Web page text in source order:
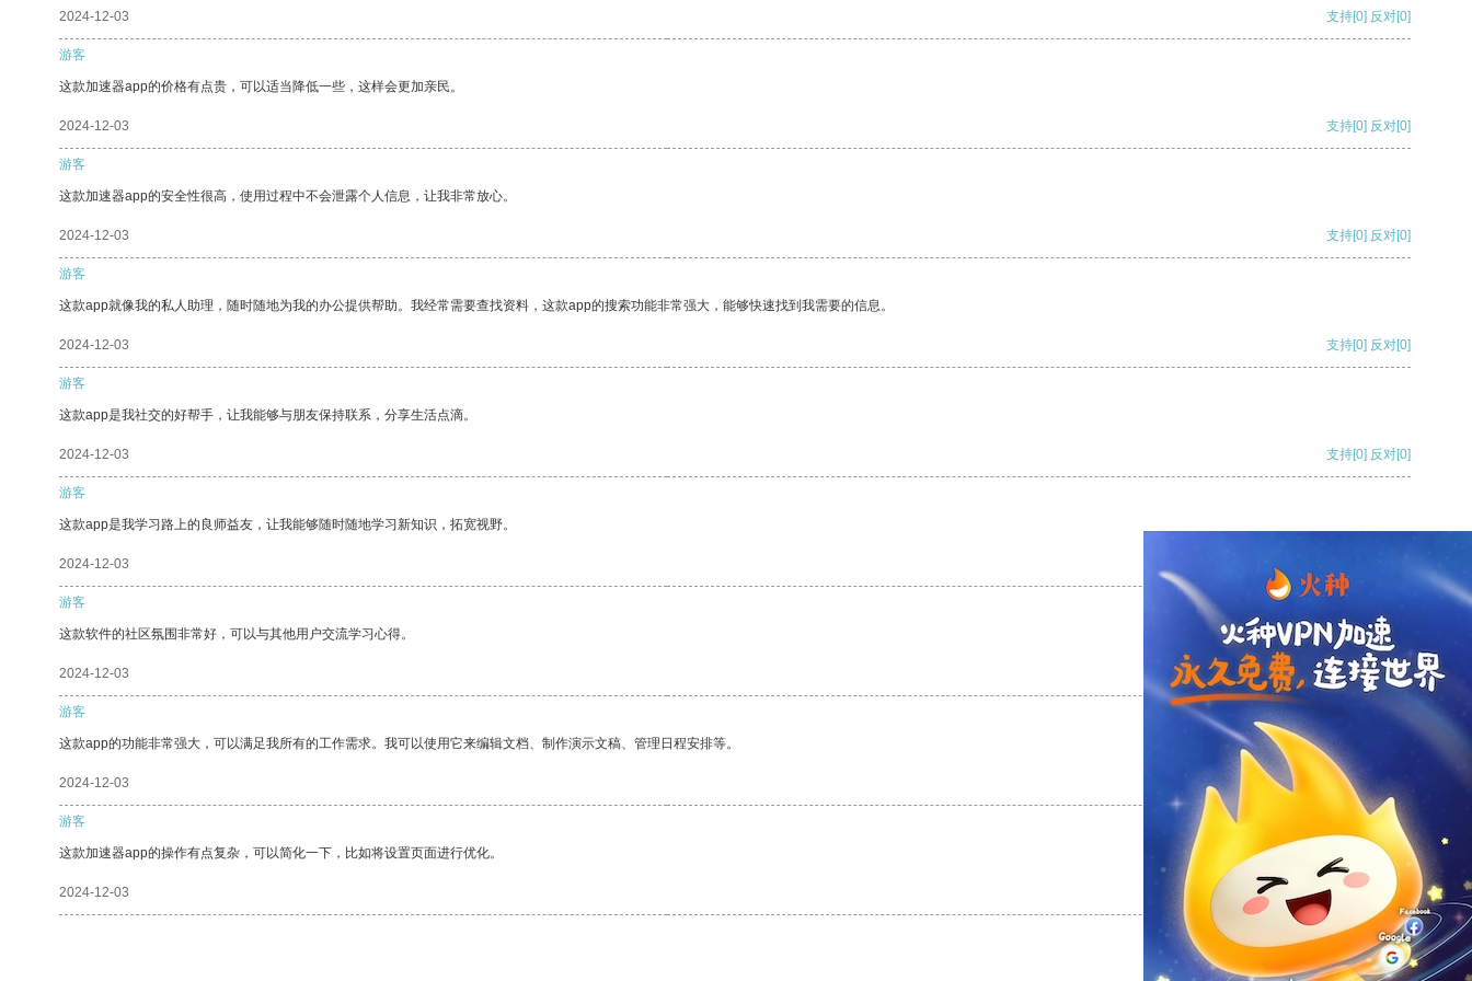
2024-12-03 支持[0] 反对[0]
游客
这款加速器app的价格有点贵，可以适当降低一些，这样会更加亲民。
2024-12-03 支持[0] 反对[0]
游客
这款加速器app的安全性很高，使用过程中不会泄露个人信息，让我非常放心。
2024-12-03 支持[0] 反对[0]
游客
这款app就像我的私人助理，随时随地为我的办公提供帮助。我经常需要查找资料，这款app的搜索功能非常强大，能够快速找到我需要的信息。
2024-12-03 支持[0] 反对[0]
游客
这款app是我社交的好帮手，让我能够与朋友保持联系，分享生活点滴。
2024-12-03 支持[0] 反对[0]
游客
这款app是我学习路上的良师益友，让我能够随时随地学习新知识，拓宽视野。
2024-12-03
游客
这款软件的社区氛围非常好，可以与其他用户交流学习心得。
2024-12-03 支持 [0] 反对[0]
游客
这款app的功能非常强大，可以满足我所有的工作需求。我可以使用它来编辑文档、制作演示文稿、管理日程安排等。
2024-12-03 支持[0] 反对
游客
这款加速器app的操作有点复杂，可以简化一下，比如将设置页面进行优化。
2024-12-03 支持[0] 反对[0]